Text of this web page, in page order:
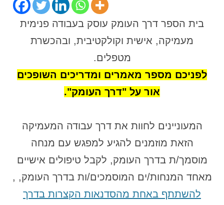
בית הספר דרך העומק עוסק בעבודה פנימית
מעמיקה, אישית וקולקטיבית, ובהכשרת
מטפלים.
לפניכם מספר מאמרים ומדריכים השופכים
אור על "דרך העומק".
המעוניינים לחוות את דרך עבודה המעמיקה
הזאת מוזמנים להגיע למפגש עם מנחה
מוסמך/ת בדרך העומק, לקבל טיפולים אישיים
מאחד המנחות/ים המוסמכים/ות בדרך העומק, ,
להשתתף באחת מהסדנאות הקצרות בדרך